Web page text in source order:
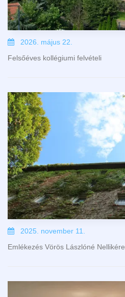
2026. május 22.
Felsőéves kollégiumi felvételi
2025. november 11.
Emlékezés Vörös Lászlóné Nellikére